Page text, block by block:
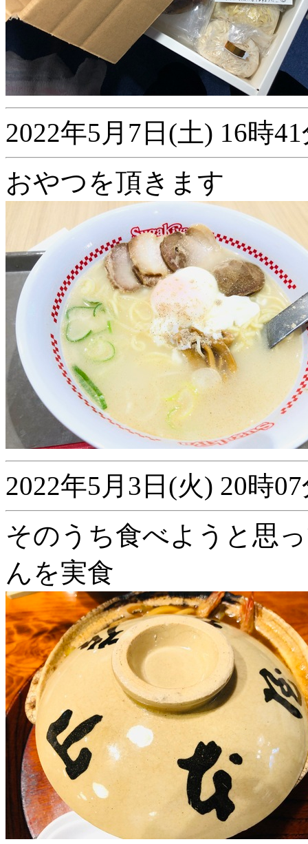
2022年5月7日(土) 16時
おやつを頂きます
2022年5月3日(火) 20時
そのうち食べようと思
んを実食